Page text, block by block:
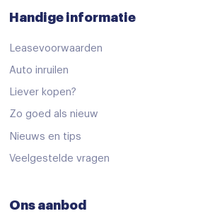
Handige informatie
Leasevoorwaarden
Auto inruilen
Liever kopen?
Zo goed als nieuw
Nieuws en tips
Veelgestelde vragen
Ons aanbod